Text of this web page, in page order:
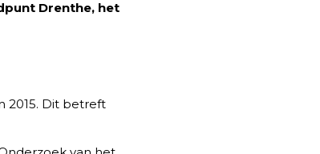
Drenthe, het
2015. Dit betreft